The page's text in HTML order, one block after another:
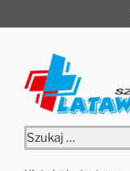
do
Szukaj: